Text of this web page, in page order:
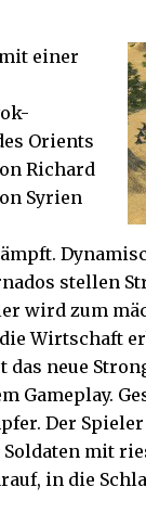
einer
Orients
Richard
Syrien
stellen
wird zum
Wirtschaft
das neue
Gameplay.
Der
mit
in die